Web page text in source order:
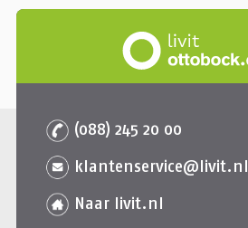
(088) 245 20 00
klantenservice@livit.nl
Naar livit.nl